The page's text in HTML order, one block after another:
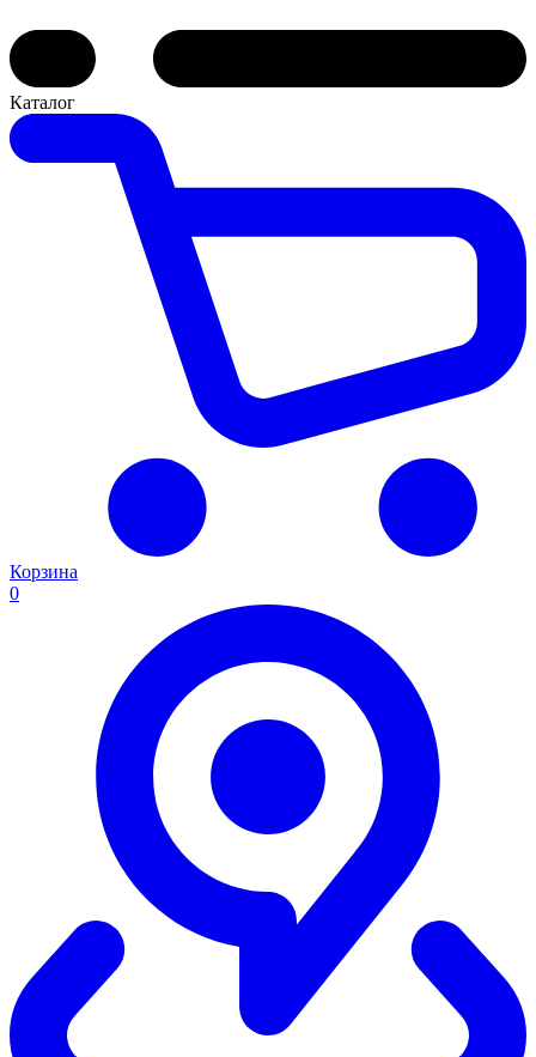
Каталог
Корзина
0